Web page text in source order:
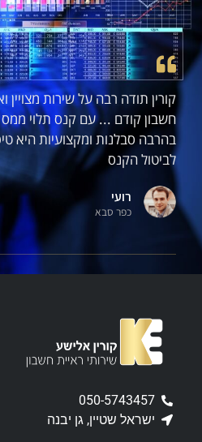
קורין תודה רבה על שירות מצויין
חשבון קודם ... עם קנס תלוי
בהרבה סבלנות ומקצועיות היא
לביטול הקנס
רועי
כפר סבא
050-5743457
ישראל שטיין, גן יבנה